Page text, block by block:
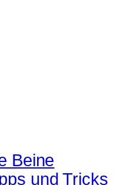
Beine
und Tricks